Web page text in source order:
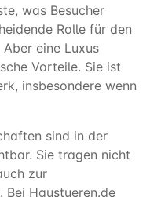
was Besucher
Rolle für den
eine Luxus
Vorteile. Sie ist
insbesondere wenn
sind in der
Sie tragen nicht
zur
Bei Haustueren.de